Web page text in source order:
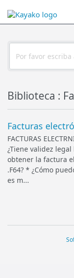
Solucionador
Biblioteca :
Facturas
FACTURAS
¿Tiene validez
obtener la factura
.F64? * ¿Cómo
es m...